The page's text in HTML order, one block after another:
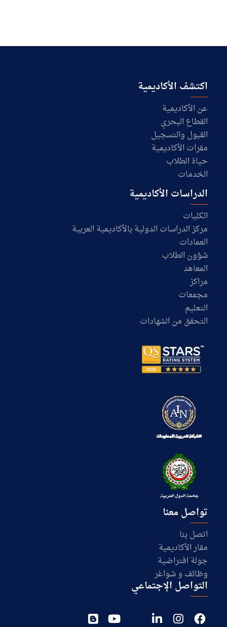
اكتشف الأكاديمية
عن الأكاديمية
القطاع البحري
القبول والتسجيل
مقرات الأكاديمية
حياة الطلاب
الخدمات
الدراسات الأكاديمية
الكليات
مركز الدراسات الدولية بالأكاديمية العربية
العمادات
شؤون الطلاب
المعاهد
مراكز
مجمعات
التعليم
التحقق من الشهادات
تواصل معنا
اتصل بنا
مقار الأكاديمية
جولة افتراضية
وظائف و شواغر
التواصل الإجتماعي